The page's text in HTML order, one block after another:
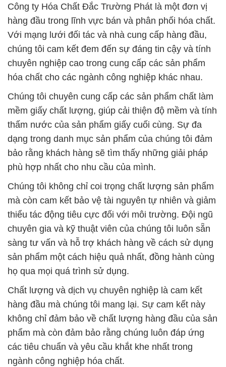
Công ty Hóa Chất Đắc Trường Phát là một đơn vị
hàng đầu trong lĩnh vực bán và phân phối hóa chất.
Với mạng lưới đối tác và nhà cung cấp hàng đầu,
chúng tôi cam kết đem đến sự đáng tin cậy và tính
chuyên nghiệp cao trong cung cấp các sản phẩm
hóa chất cho các ngành công nghiệp khác nhau.
Chúng tôi chuyên cung cấp các sản phẩm chất làm
mềm giấy chất lượng, giúp cải thiện độ mềm và tính
thấm nước của sản phẩm giấy cuối cùng. Sự đa
dạng trong danh mục sản phẩm của chúng tôi đảm
bảo rằng khách hàng sẽ tìm thấy những giải pháp
phù hợp nhất cho nhu cầu của mình.
Chúng tôi không chỉ coi trọng chất lượng sản phẩm
mà còn cam kết bảo vệ tài nguyên tự nhiên và giảm
thiểu tác động tiêu cực đối với môi trường. Đội ngũ
chuyên gia và kỹ thuật viên của chúng tôi luôn sẵn
sàng tư vấn và hỗ trợ khách hàng về cách sử dụng
sản phẩm một cách hiệu quả nhất, đồng hành cùng
họ qua mọi quá trình sử dụng.
Chất lượng và dịch vụ chuyên nghiệp là cam kết
hàng đầu mà chúng tôi mang lại. Sự cam kết này
không chỉ đảm bảo về chất lượng hàng đầu của sản
phẩm mà còn đảm bảo rằng chúng luôn đáp ứng
các tiêu chuẩn và yêu cầu khắt khe nhất trong
ngành công nghiệp hóa chất.